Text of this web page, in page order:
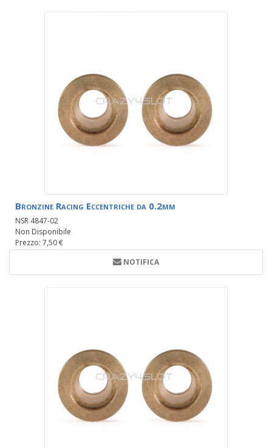
Bronzine Racing Eccentriche da 0.2mm
NSR 4847-02
Non Disponibile
Prezzo: 7,50 €
NOTIFICA